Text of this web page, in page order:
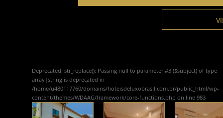
Deprecated: str_replace(): Passing null to parameter #3 ($subject) of type
array|string is deprecated in
/home/u480117760/domains/hoteisdeluxobrasil.com.br/public_html/wp-
content/themes/WDAAG/framework/core-functions.php on line 983